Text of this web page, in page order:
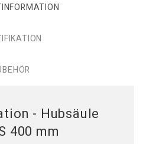
- Hubsäule
400 mm